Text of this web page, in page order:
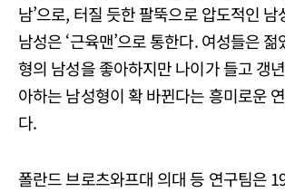
남’으로, 터질 듯한 팔뚝으로 압도적인
남성은 ‘근육맨’으로 통한다. 여성들은
형의 남성을 좋아하지만 나이가 들고 갱
아하는 남성형이 확 바뀐다는 흥미로운
다.
폴란드 브로츠와프대 의대 등 연구팀은